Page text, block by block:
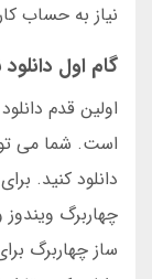
نیاز به حساب
گام اول دانلود
اولین قدم
است. شما می
دانلود کنید.
چهاربرگ ویندوز
ساز چهاربرگ